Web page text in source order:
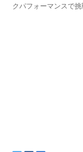
クパフォーマンスで挑